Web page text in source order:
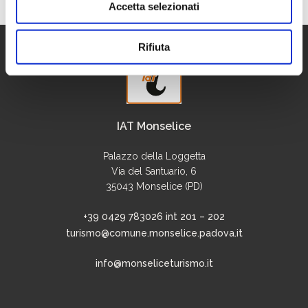
Accetta selezionati
Rifiuta
IAT Monselice
Palazzo della Loggetta
Via del Santuario, 6
35043 Monselice (PD)
+39 0429 783026 int 201 – 202
turismo@comune.monselice.padova.it
info@monseliceturismo.it